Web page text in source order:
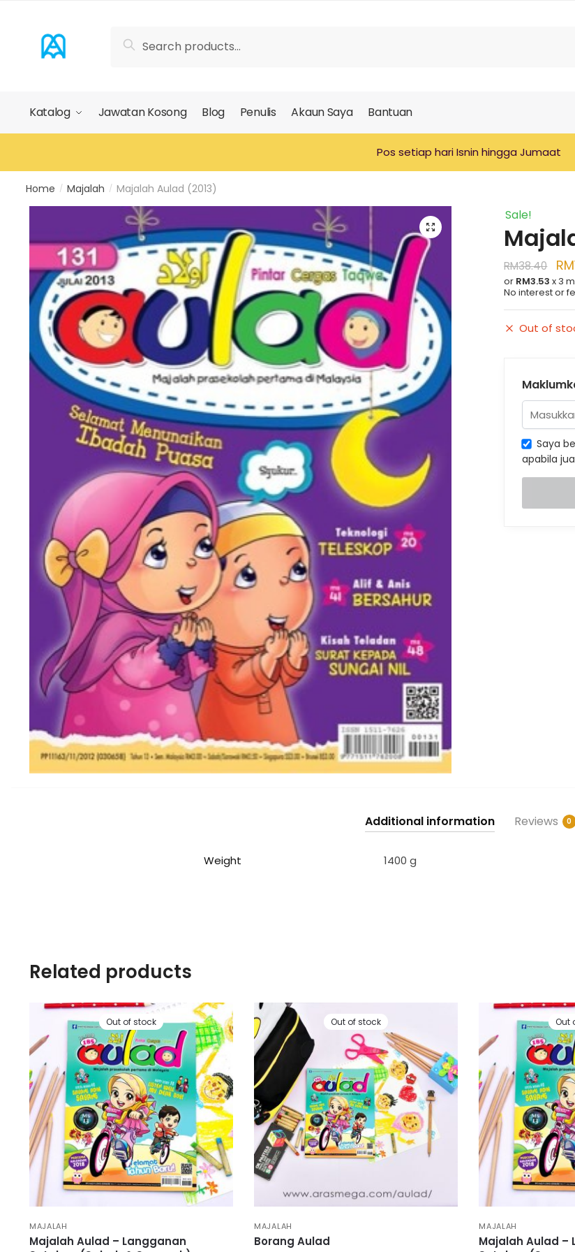
navigation
content
for:
Search
Katalog Jawatan Kosong Blog Penulis Akaun Saya Bantuan
Pos setiap hari Isnin hingga Jumaat
Home / Majalah / Majalah Aulad (2013)
🔍
Sale!
RM38.40 RM
or RM3.53 x 3
No interest or
Out of
Saya
apabila
Additional information Reviews 0
Weight 1400 g
Related products
Out of stock
MAJALAH
Majalah Aulad – Langganan
Out of stock
MAJALAH
Borang Aulad
Out
MAJALAH
Majalah Aulad –